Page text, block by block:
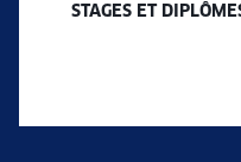
STAGES ET